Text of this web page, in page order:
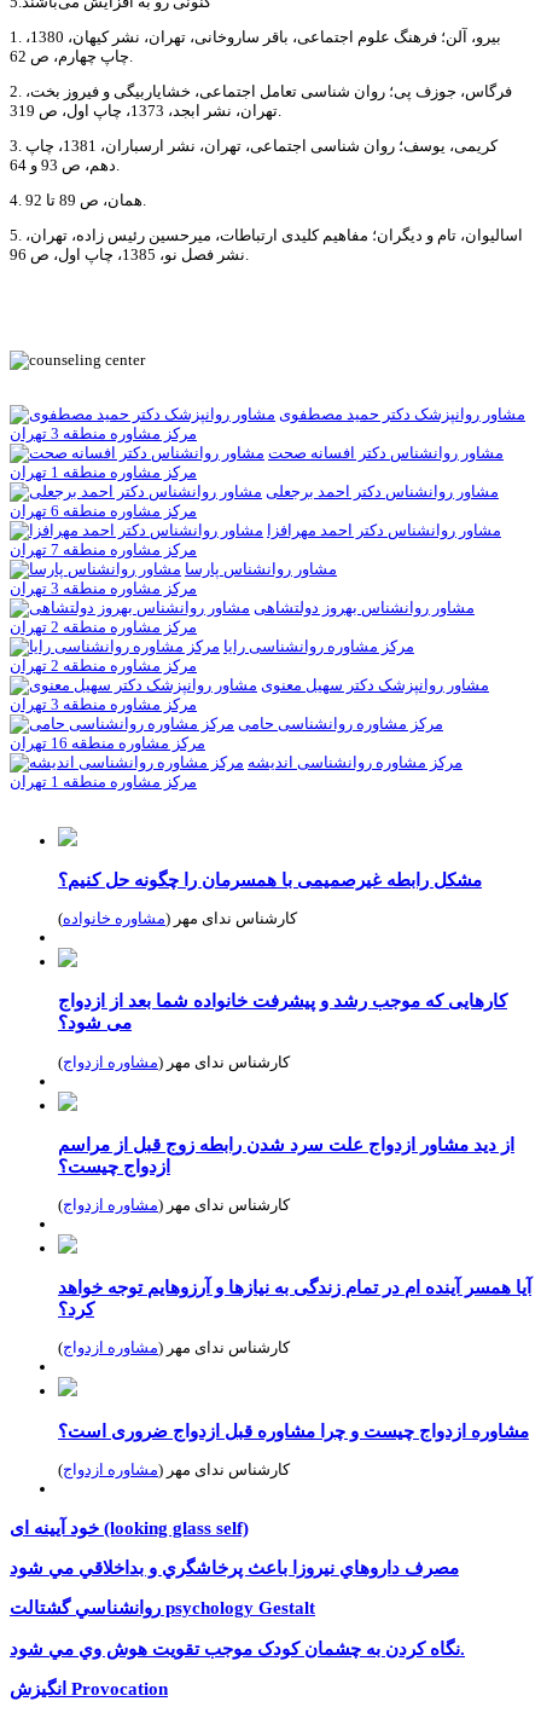
1. بیرو، آلن؛ فرهنگ علوم اجتماعی، باقر ساروخانی، تهران، نشر کیهان، 1380،
2. فرگاس، جوزف پی؛ روان شناسی تعامل اجتماعی، خشایاربیگی و فیروز بخت،
3. کریمی، یوسف؛ روان شناسی اجتماعی، تهران، نشر ارسباران، 1381، چاپ
5. اسالیوان، تام و دیگران؛ مفاهیم کلیدی ارتباطات، میرحسین رئیس زاده، تهران،
مشاور روانپزشک دکتر حمید مصطفوی
مرکز مشاوره منطقه 3 تهران
مشاور روانشناس دکتر افسانه صحت
مرکز مشاوره منطقه 1 تهران
مشاور روانشناس دکتر احمد برجعلی
مرکز مشاوره منطقه 6 تهران
مشاور روانشناس دکتر احمد مهرافزا
مرکز مشاوره منطقه 7 تهران
مشاور روانشناس پارسا
مرکز مشاوره منطقه 3 تهران
مشاور روانشناس بهروز دولتشاهی
مرکز مشاوره منطقه 2 تهران
مرکز مشاوره روانشناسی رایا
مرکز مشاوره منطقه 2 تهران
مشاور روانپزشک دکتر سهیل معنوی
مرکز مشاوره منطقه 3 تهران
مرکز مشاوره روانشناسی حامی
مرکز مشاوره منطقه 16 تهران
مرکز مشاوره روانشناسی انديشه
مرکز مشاوره منطقه 1 تهران
مشکل رابطه غیرصمیمی با همسرمان را چگونه حل کنیم؟
کارشناس ندای مهر (مشاوره خانواده)
کارهایی که موجب رشد و پیشرفت خانواده شما بعد از ازدواج
می شود؟
کارشناس ندای مهر (مشاوره ازدواج)
از دید مشاور ازدواج علت سرد شدن رابطه زوج قبل از مراسم
ازدواج چیست؟
کارشناس ندای مهر (مشاوره ازدواج)
آیا همسر آینده ام در تمام زندگی به نیازها و آرزوهایم توجه خواهد
کرد؟
کارشناس ندای مهر (مشاوره ازدواج)
مشاوره ازدواج چیست و چرا مشاوره قبل ازدواج ضروری است؟
کارشناس ندای مهر (مشاوره ازدواج)
خود آیینه ای (looking glass self)
مصرف داروهاي نيروزا باعث پرخاشگري و بداخلاقي مي شود
روانشناسي گشتالت psychology Gestalt
نگاه کردن به چشمان کودک موجب تقويت هوش وي مي شود.
انگیزش Provocation